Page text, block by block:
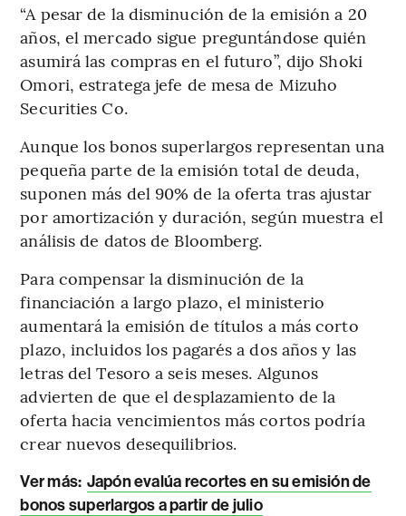
“A pesar de la disminución de la emisión a 20
años, el mercado sigue preguntándose quién
asumirá las compras en el futuro”, dijo Shoki
Omori, estratega jefe de mesa de Mizuho
Securities Co.
Aunque los bonos superlargos representan una
pequeña parte de la emisión total de deuda,
suponen más del 90% de la oferta tras ajustar
por amortización y duración, según muestra el
análisis de datos de Bloomberg.
Para compensar la disminución de la
financiación a largo plazo, el ministerio
aumentará la emisión de títulos a más corto
plazo, incluidos los pagarés a dos años y las
letras del Tesoro a seis meses. Algunos
advierten de que el desplazamiento de la
oferta hacia vencimientos más cortos podría
crear nuevos desequilibrios.
Ver más: Japón evalúa recortes en su emisión de
bonos superlargos a partir de julio